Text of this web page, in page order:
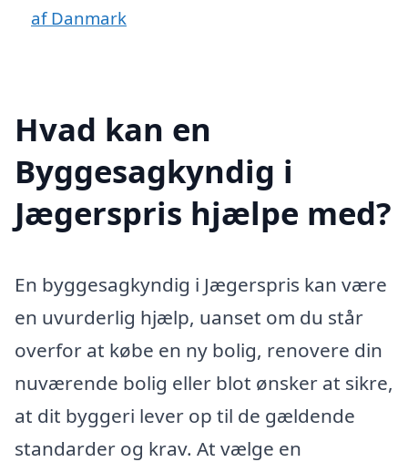
af Danmark
Hvad kan en
Byggesagkyndig i
Jægerspris hjælpe med?
En byggesagkyndig i Jægerspris kan være
en uvurderlig hjælp, uanset om du står
overfor at købe en ny bolig, renovere din
nuværende bolig eller blot ønsker at sikre,
at dit byggeri lever op til de gældende
standarder og krav. At vælge en